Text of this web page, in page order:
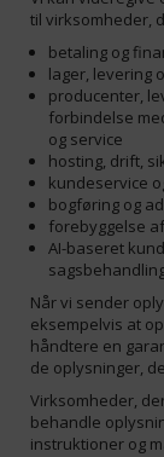
til virksomheder,
betaling og
lager, levering
producenter,
forbindelse
og service
hosting, drift,
kundeservice
bogføring og
forebyggelse
AI-baseret
Når vi sender
eksempelvis at
håndtere en
de oplysninger,
Virksomheder,
behandle
instruktioner og